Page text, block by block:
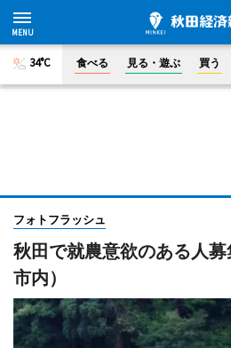
34°C 食べる 見る・遊ぶ 買う
フォトフラッシュ
秋田で就農意欲のある人
市内）